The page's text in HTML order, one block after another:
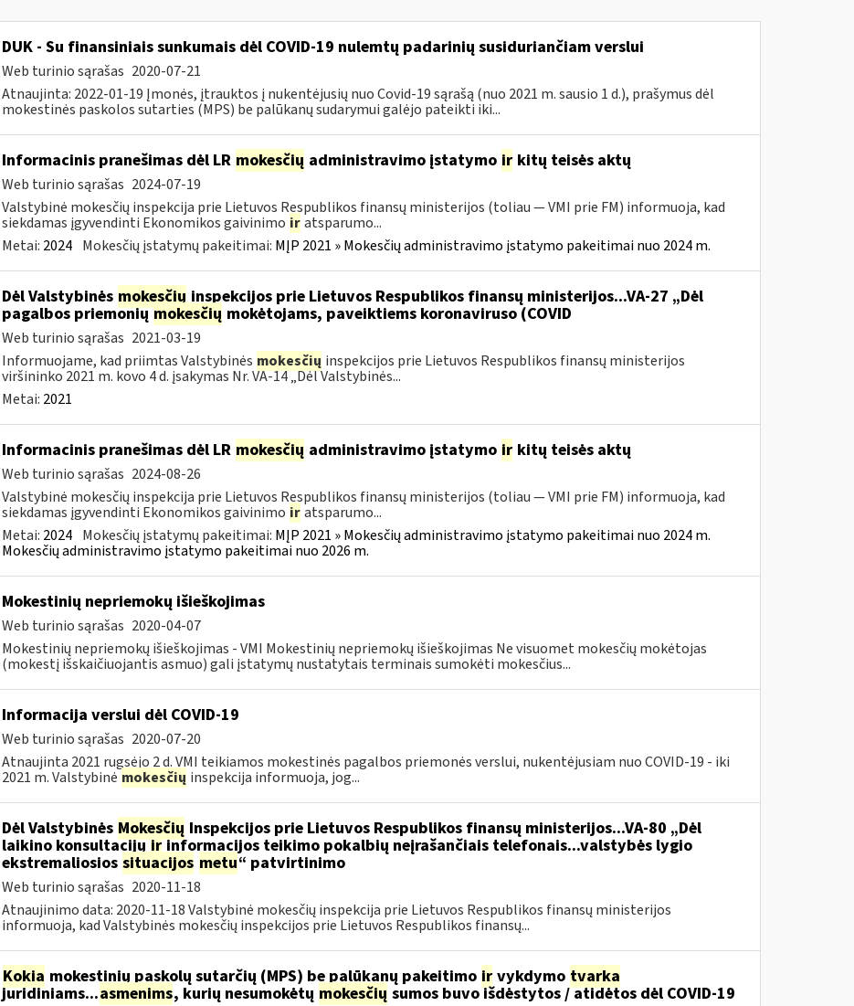
DUK - Su finansiniais sunkumais dėl COVID-19 nulemtų padarinių susiduriančiam verslui
Web turinio sąrašas 2020-07-21
Atnaujinta: 2022-01-19 Įmonės, įtrauktos į nukentėjusių nuo Covid-19 sąrašą (nuo 2021 m. sausio 1 d.), prašymus dėl
mokestinės paskolos sutarties (MPS) be palūkanų sudarymui galėjo pateikti iki...
Informacinis pranešimas dėl LR mokesčių administravimo įstatymo irkitų teisės aktų
Web turinio sąrašas 2024-07-19
Valstybinė mokesčių inspekcija prie Lietuvos Respublikos finansų ministerijos (toliau — VMI prie FM) informuoja, kad
siekdamas įgyvendinti Ekonomikos gaivinimo ir atsparumo...
Metai: 2024 Mokesčių įstatymų pakeitimai: MĮP 2021 » Mokesčių administravimo įstatymo pakeitimai nuo 2024 m.
Dėl Valstybinės mokesčiųinspekcijos prie Lietuvos Respublikos finansų ministerijos...VA-27 „Dėl
pagalbos priemoniųmokesčių mokėtojams, paveiktiems koronaviruso (COVID
Web turinio sąrašas 2021-03-19
Informuojame, kad priimtas Valstybinės mokesčių inspekcijos prie Lietuvos Respublikos finansų ministerijos
viršininko 2021 m. kovo 4 d. įsakymas Nr. VA-14 „Dėl Valstybinės...
Metai: 2021
Informacinis pranešimas dėl LR mokesčių administravimo įstatymo irkitų teisės aktų
Web turinio sąrašas 2024-08-26
Valstybinė mokesčių inspekcija prie Lietuvos Respublikos finansų ministerijos (toliau — VMI prie FM) informuoja, kad
siekdamas įgyvendinti Ekonomikos gaivinimo ir atsparumo...
Metai: 2024 Mokesčių įstatymų pakeitimai: MĮP 2021 » Mokesčių administravimo įstatymo pakeitimai nuo 2024 m.
Mokesčių administravimo įstatymo pakeitimai nuo 2026 m.
Mokestinių nepriemokų išieškojimas
Web turinio sąrašas 2020-04-07
Mokestinių nepriemokų išieškojimas - VMI Mokestinių nepriemokų išieškojimas Ne visuomet mokesčių mokėtojas
(mokestį išskaičiuojantis asmuo) gali įstatymų nustatytais terminais sumokėti mokesčius...
Informacija verslui dėl COVID-19
Web turinio sąrašas 2020-07-20
Atnaujinta 2021 rugsėjo 2 d. VMI teikiamos mokestinės pagalbos priemonės verslui, nukentėjusiam nuo COVID-19 - iki
2021 m. Valstybinė mokesčių inspekcija informuoja, jog...
Dėl Valstybinės Mokesčių Inspekcijos prie Lietuvos Respublikos finansų ministerijos...VA-80 „Dėl
laikino konsultacijųirinformacijos teikimo pokalbių neįrašančiais telefonais...valstybės lygio
ekstremaliosios situacijos metu“ patvirtinimo
Web turinio sąrašas 2020-11-18
Atnaujinimo data: 2020-11-18 Valstybinė mokesčių inspekcija prie Lietuvos Respublikos finansų ministerijos
informuoja, kad Valstybinės mokesčių inspekcijos prie Lietuvos Respublikos finansų...
Kokia mokestinių paskolų sutarčių (MPS) be palūkanų pakeitimo irvykdymo tvarka
juridiniams...asmenims, kurių nesumokėtų mokesčių sumos buvo išdėstytos / atidėtos dėl COVID-19